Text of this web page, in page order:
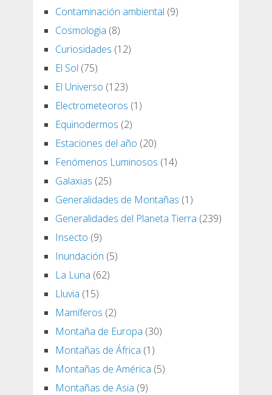
Contaminación ambiental (9)
Cosmologia (8)
Curiosidades (12)
El Sol (75)
El Universo (123)
Electrometeoros (1)
Equinodermos (2)
Estaciones del año (20)
Fenómenos Luminosos (14)
Galaxias (25)
Generalidades de Montañas (1)
Generalidades del Planeta Tierra (239)
Insecto (9)
Inundación (5)
La Luna (62)
Lluvia (15)
Mamíferos (2)
Montaña de Europa (30)
Montañas de África (1)
Montañas de América (5)
Montañas de Asia (9)